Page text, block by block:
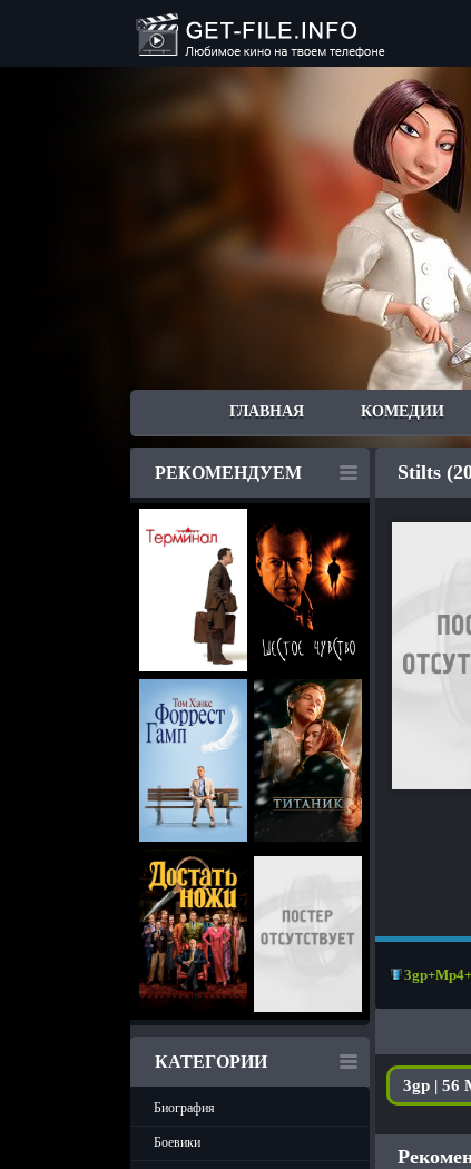
ГЛАВНАЯ КОМЕДИИ
РЕКОМЕНДУЕМ
КАТЕГОРИИ
Биография
Боевики
Stilts
3gp | 56